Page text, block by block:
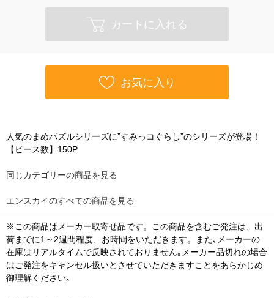
カートに入れる
お気に入り
人気のまめパズルシリーズに”すみっコぐらし”のシリーズが登場！
【ピース数】150P
同じカテゴリーの商品を見る
エンスカイのすべての商品を見る
※この商品はメーカー取寄せ品です。この商品を含むご発注は、出
荷までに1～2週間程度、お時間をいただきます。また､メーカーの
在庫はリアルタイムで反映されておりません｡メーカー品切れの場合
はご発注をキャンセル扱いとさせていただきますことをあらかじめ
御理解ください｡